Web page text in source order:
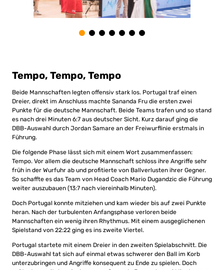
Tempo, Tempo, Tempo
Beide Mannschaften legten offensiv stark los. Portugal traf einen
Dreier, direkt im Anschluss machte Sananda Fru die ersten zwei
Punkte für die deutsche Mannschaft. Beide Teams trafen und so stand
es nach drei Minuten 6:7 aus deutscher Sicht. Kurz darauf ging die
DBB-Auswahl durch Jordan Samare an der Freiwurflinie erstmals in
Führung.
Die folgende Phase lässt sich mit einem Wort zusammenfassen:
Tempo. Vor allem die deutsche Mannschaft schloss ihre Angriffe sehr
früh in der Wurfuhr ab und profitierte von Ballverlusten ihrer Gegner.
So schaffte es das Team von Head Coach Mario Dugandzic die Führung
weiter auszubauen (13:7 nach viereinhalb Minuten).
Doch Portugal konnte mitziehen und kam wieder bis auf zwei Punkte
heran. Nach der turbulenten Anfangsphase verloren beide
Mannschaften ein wenig ihren Rhythmus. Mit einem ausgeglichenen
Spielstand von 22:22 ging es ins zweite Viertel.
Portugal startete mit einem Dreier in den zweiten Spielabschnitt. Die
DBB-Auswahl tat sich auf einmal etwas schwerer den Ball im Korb
unterzubringen und Angriffe konsequent zu Ende zu spielen. Doch